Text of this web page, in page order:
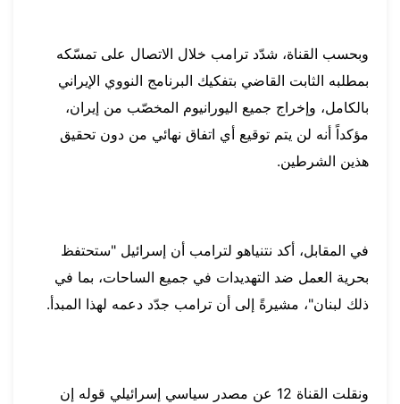
وبحسب القناة، شدّد ترامب خلال الاتصال على تمسّكه
بمطلبه الثابت القاضي بتفكيك البرنامج النووي الإيراني
بالكامل، وإخراج جميع اليورانيوم المخصّب من إيران،
مؤكداً أنه لن يتم توقيع أي اتفاق نهائي من دون تحقيق
هذين الشرطين.
في المقابل، أكد نتنياهو لترامب أن إسرائيل "ستحتفظ
بحرية العمل ضد التهديدات في جميع الساحات، بما في
ذلك لبنان"، مشيرةً إلى أن ترامب جدّد دعمه لهذا المبدأ.
ونقلت القناة 12 عن مصدر سياسي إسرائيلي قوله إن